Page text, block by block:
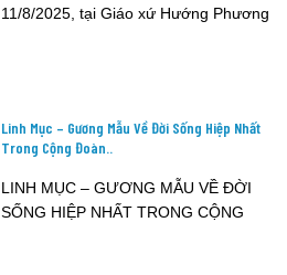
11/8/2025, tại Giáo xứ Hướng Phương
Linh Mục – Gương Mẫu Về Đời Sống Hiệp Nhất
Trong Cộng Đoàn..
LINH MỤC – GƯƠNG MẪU VỀ ĐỜI
SỐNG HIỆP NHẤT TRONG CỘNG